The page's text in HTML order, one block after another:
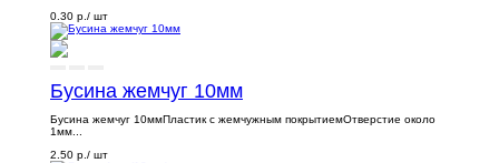
0.30 р. / шт
Бусина жемчуг 10мм
Бусина жемчуг 10ммПластик с жемчужным покрытиемОтверстие около
1мм...
2.50 р. / шт